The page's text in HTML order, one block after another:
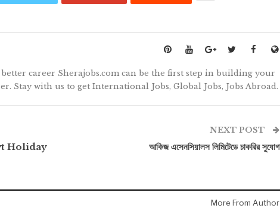
career Sherajobs.com can be the first step in building your
Stay with us to get International Jobs, Global Jobs, Jobs Abroad.
Holiday
NEXT POST
আকিজ এসেনসিয়ালস লিমিটেডে চাকরির সুযোগ
More From Author